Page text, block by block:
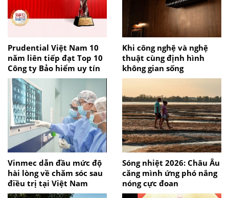
Prudential Việt Nam 10
năm liên tiếp đạt Top 10
Công ty Bảo hiểm uy tín
Khi công nghệ và nghệ
thuật cùng định hình
không gian sống
Vinmec dẫn đầu mức độ
hài lòng về chăm sóc sau
điều trị tại Việt Nam
Sóng nhiệt 2026: Châu Âu
căng mình ứng phó nắng
nóng cực đoan